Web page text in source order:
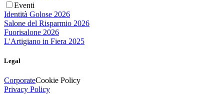
Eventi
Identità Golose 2026
Salone del Risparmio 2026
Fuorisalone 2026
L'Artigiano in Fiera 2025
Legal
CorporateCookie Policy
Privacy Policy